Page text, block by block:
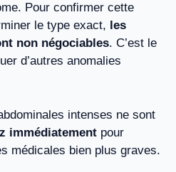
Pour confirmer cette
le type exact, les
non négociables. C’est le
d’autres anomalies
intenses ne sont
immédiatement pour
médicales bien plus graves.